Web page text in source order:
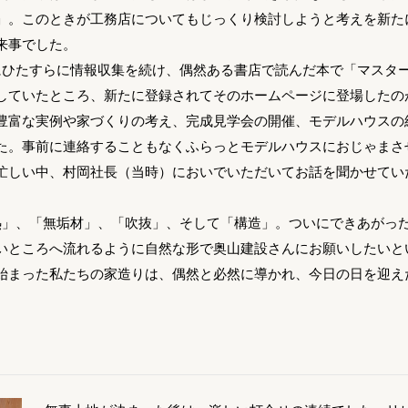
このときが工務店についてもじっくり検討しようと考えを新
でした。
たすらに情報収集を続け、偶然ある書店で読んだ本で「マスタ
いたところ、新たに登録されてそのホームページに登場した
な実例や家づくりの考え、完成見学会の開催、モデルハウス
事前に連絡することもなくふらっとモデルハウスにおじゃま
い中、村岡社長（当時）においでいただいてお話を聞かせて
、「無垢材」、「吹抜」、そして「構造」。ついにできあがっ
ころへ流れるように自然な形で奥山建設さんにお願いしたい
った私たちの家造りは、偶然と必然に導かれ、今日の日を迎